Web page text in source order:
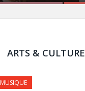
ARTS & CULTURE
MUSIQUE